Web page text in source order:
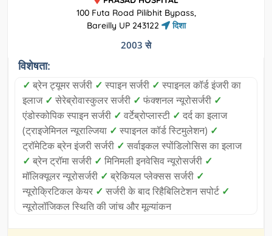
100 Futa Road Pilibhit Bypass,
Bareilly UP 243122
दिशा
2003 से
विशेषता:
✓ ब्रेन ट्यूमर सर्जरी ✓ स्पाइन सर्जरी ✓ स्पाइनल कॉर्ड इंजरी का
इलाज ✓ सेरेब्रोवास्कुलर सर्जरी ✓ फंक्शनल न्यूरोसर्जरी ✓
एंडोस्कोपिक स्पाइन सर्जरी ✓ वर्टेब्रोप्लास्टी ✓ दर्द का इलाज
(ट्राइजेमिनल न्यूराल्जिया ✓ स्पाइनल कॉर्ड स्टिमुलेशन) ✓
ट्रॉमेटिक ब्रेन इंजरी सर्जरी ✓ सर्वाइकल स्पोंडिलोसिस का इलाज
✓ ब्रेन ट्रॉमा सर्जरी ✓ मिनिमली इनवेसिव न्यूरोसर्जरी ✓
मॉलिक्यूलर न्यूरोसर्जरी ✓ ब्रेकियल प्लेक्सस सर्जरी ✓
न्यूरोक्रिटिकल केयर ✓ सर्जरी के बाद रिहैबिलिटेशन सपोर्ट ✓
न्यूरोलॉजिकल स्थिति की जांच और मूल्यांकन